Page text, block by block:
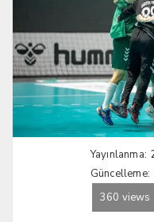
Yayınlanma:
Güncelleme:
360 views